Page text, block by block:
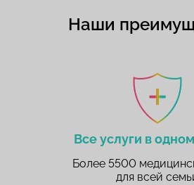
Наши
Все услуги в
Более 5500
для всей